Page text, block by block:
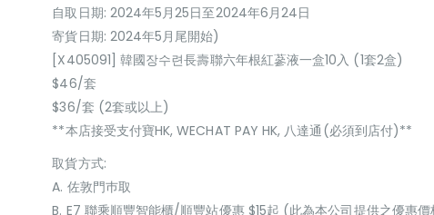
自取日期: 2024年5月25日至2024年6月24日
寄貨日期: 2024年5月尾開始)
[X405091] 韓國장수련長壽聯六年根紅蔘液一盒10入 (1套2盒)
$46/套
$36/套 (2套或以上)
**本店接受支付寶HK, WECHAT PAY HK, 八達通(必須到店付)**
取貨方式:
A. 佐敦門巿取
B. E7 聯乘順豐智能櫃/順豐站優惠 $15起 (此為本公司提供之優惠